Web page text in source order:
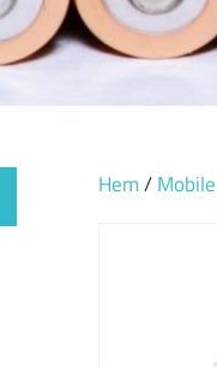
Hem/Mobile